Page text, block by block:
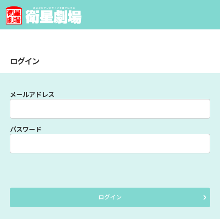
ログイン
メールアドレス
パスワード
ログイン